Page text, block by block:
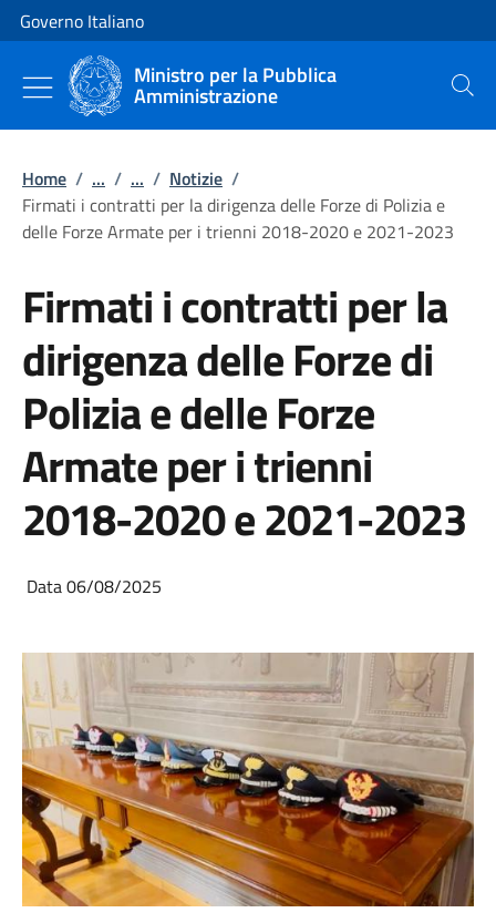
Vai al contenuto
Vai alla navigazione del sito
Governo Italiano
Ministro per la Pubblica
Amministrazione Cerca
Home / ... / ... / Notizie /
Firmati i contratti per la dirigenza delle Forze di Polizia e
delle Forze Armate per i trienni 2018-2020 e 2021-2023
Firmati i contratti per la
dirigenza delle Forze di
Polizia e delle Forze
Armate per i trienni
2018-2020 e 2021-2023
Data 06/08/2025